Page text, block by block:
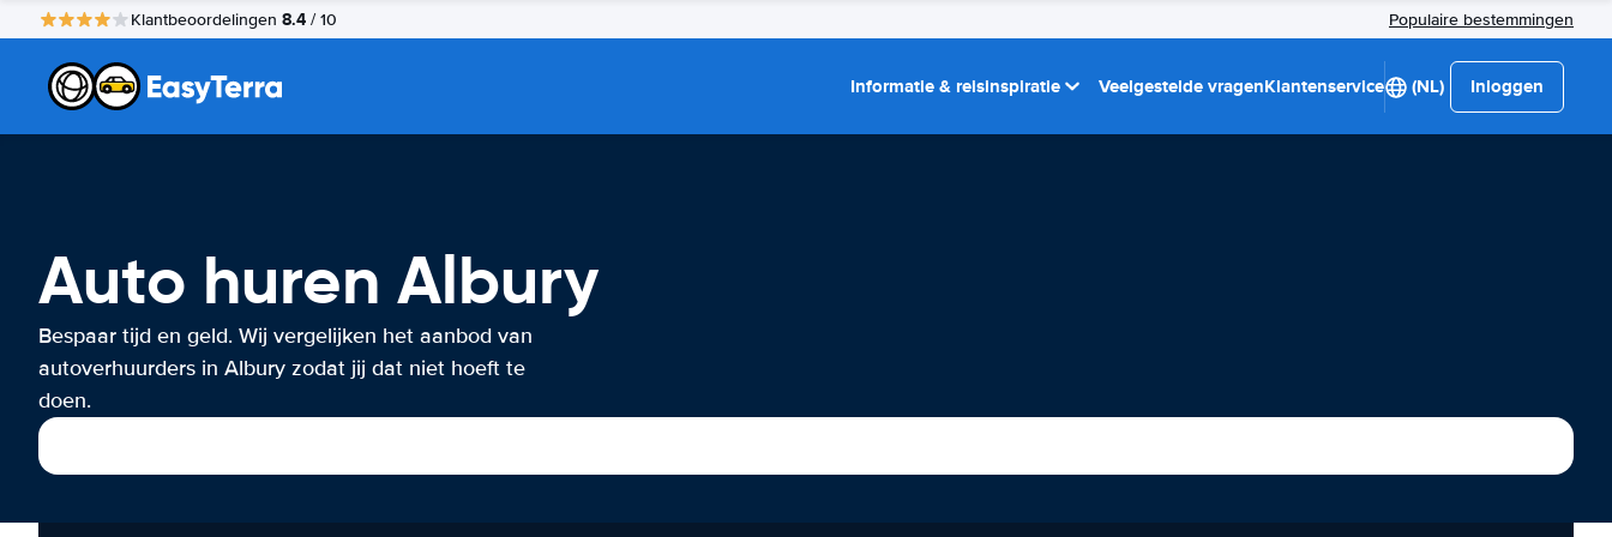
Klantbeoordelingen 8.4 / 10 Populaire bestemmingen
Informatie & reisinspiratie Veelgestelde vragenKlantenservice (NL) Inloggen
Auto huren Albury
Bespaar tijd en geld. Wij vergelijken het aanbod van
autoverhuurders in Albury zodat jij dat niet hoeft te
doen.